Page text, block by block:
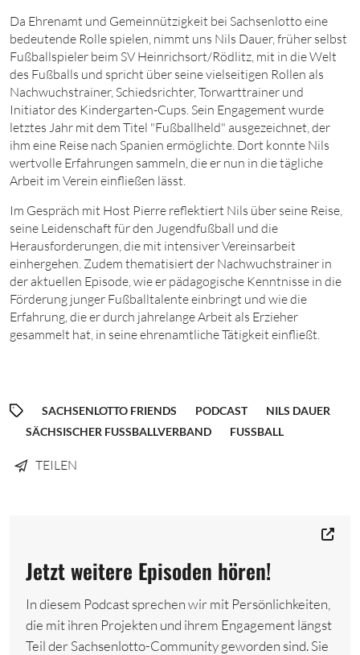
Da Ehrenamt und Gemeinnützigkeit bei Sachsenlotto eine
bedeutende Rolle spielen, nimmt uns Nils Dauer, früher selbst
Fußballspieler beim SV Heinrichsort/Rödlitz, mit in die Welt
des Fußballs und spricht über seine vielseitigen Rollen als
Nachwuchstrainer, Schiedsrichter, Torwarttrainer und
Initiator des Kindergarten-Cups. Sein Engagement wurde
letztes Jahr mit dem Titel "Fußballheld" ausgezeichnet, der
ihm eine Reise nach Spanien ermöglichte. Dort konnte Nils
wertvolle Erfahrungen sammeln, die er nun in die tägliche
Arbeit im Verein einfließen lässt.
Im Gespräch mit Host Pierre reflektiert Nils über seine Reise,
seine Leidenschaft für den Jugendfußball und die
Herausforderungen, die mit intensiver Vereinsarbeit
einhergehen. Zudem thematisiert der Nachwuchstrainer in
der aktuellen Episode, wie er pädagogische Kenntnisse in die
Förderung junger Fußballtalente einbringt und wie die
Erfahrung, die er durch jahrelange Arbeit als Erzieher
gesammelt hat, in seine ehrenamtliche Tätigkeit einfließt.
SACHSENLOTTO FRIENDS PODCAST
NILS DAUER
SÄCHSISCHER FUSSBALLVERBAND
FUSSBALL
TEILEN
Jetzt weitere Episoden hören!
In diesem Podcast sprechen wir mit Persönlichkeiten,
die mit ihren Projekten und ihrem Engagement längst
Teil der Sachsenlotto-Community geworden sind. Sie